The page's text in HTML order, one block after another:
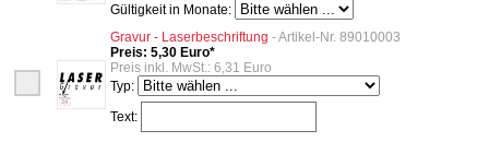
Gültigkeit in Monate:
Gravur - Laserbeschriftung - Artikel-Nr. 89010003
Preis: 5,30 Euro*
Preis inkl. MwSt.: 6,31 Euro
Typ:
Text: